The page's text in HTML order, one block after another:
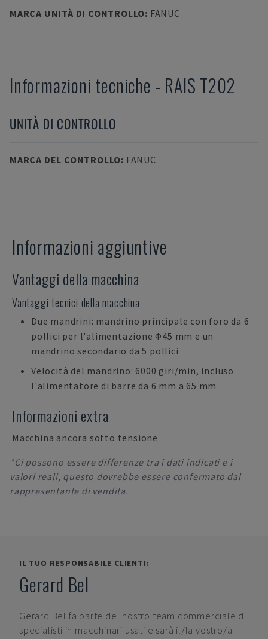
MARCA UNITÀ DI CONTROLLO: FANUC
Informazioni tecniche - RAIS T202
UNITÀ DI CONTROLLO
MARCA DEL CONTROLLO: FANUC
Informazioni aggiuntive
Vantaggi della macchina
Vantaggi tecnici della macchina
Due mandrini: mandrino principale con foro da 6
pollici per l'alimentazione Ф45 mm e un
mandrino secondario da 5 pollici
Velocità del mandrino: 6000 giri/min, incluso
l'alimentatore di barre da 6 mm a 65 mm
Informazioni extra
Macchina ancora sotto tensione
*Ci possono essere differenze tra i dati indicati e i
valori reali, questo dovrebbe essere confermato dal
rappresentante di vendita.
IL TUO RESPONSABILE CLIENTI:
Gerard Bel
Gerard Bel fa parte del nostro team commerciale di
specialisti in macchinari usati e sarà il/la vostro/a